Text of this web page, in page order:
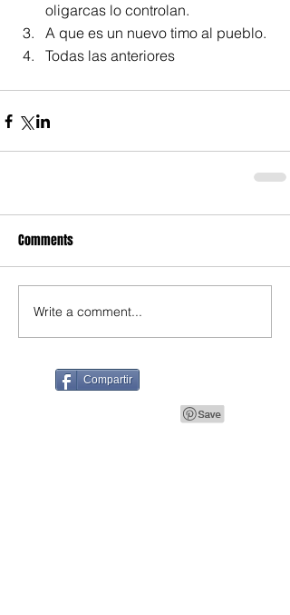
oligarcas lo controlan.
A que es un nuevo timo al pueblo.
Todas las anteriores
Comments
Write a comment...
Compartir